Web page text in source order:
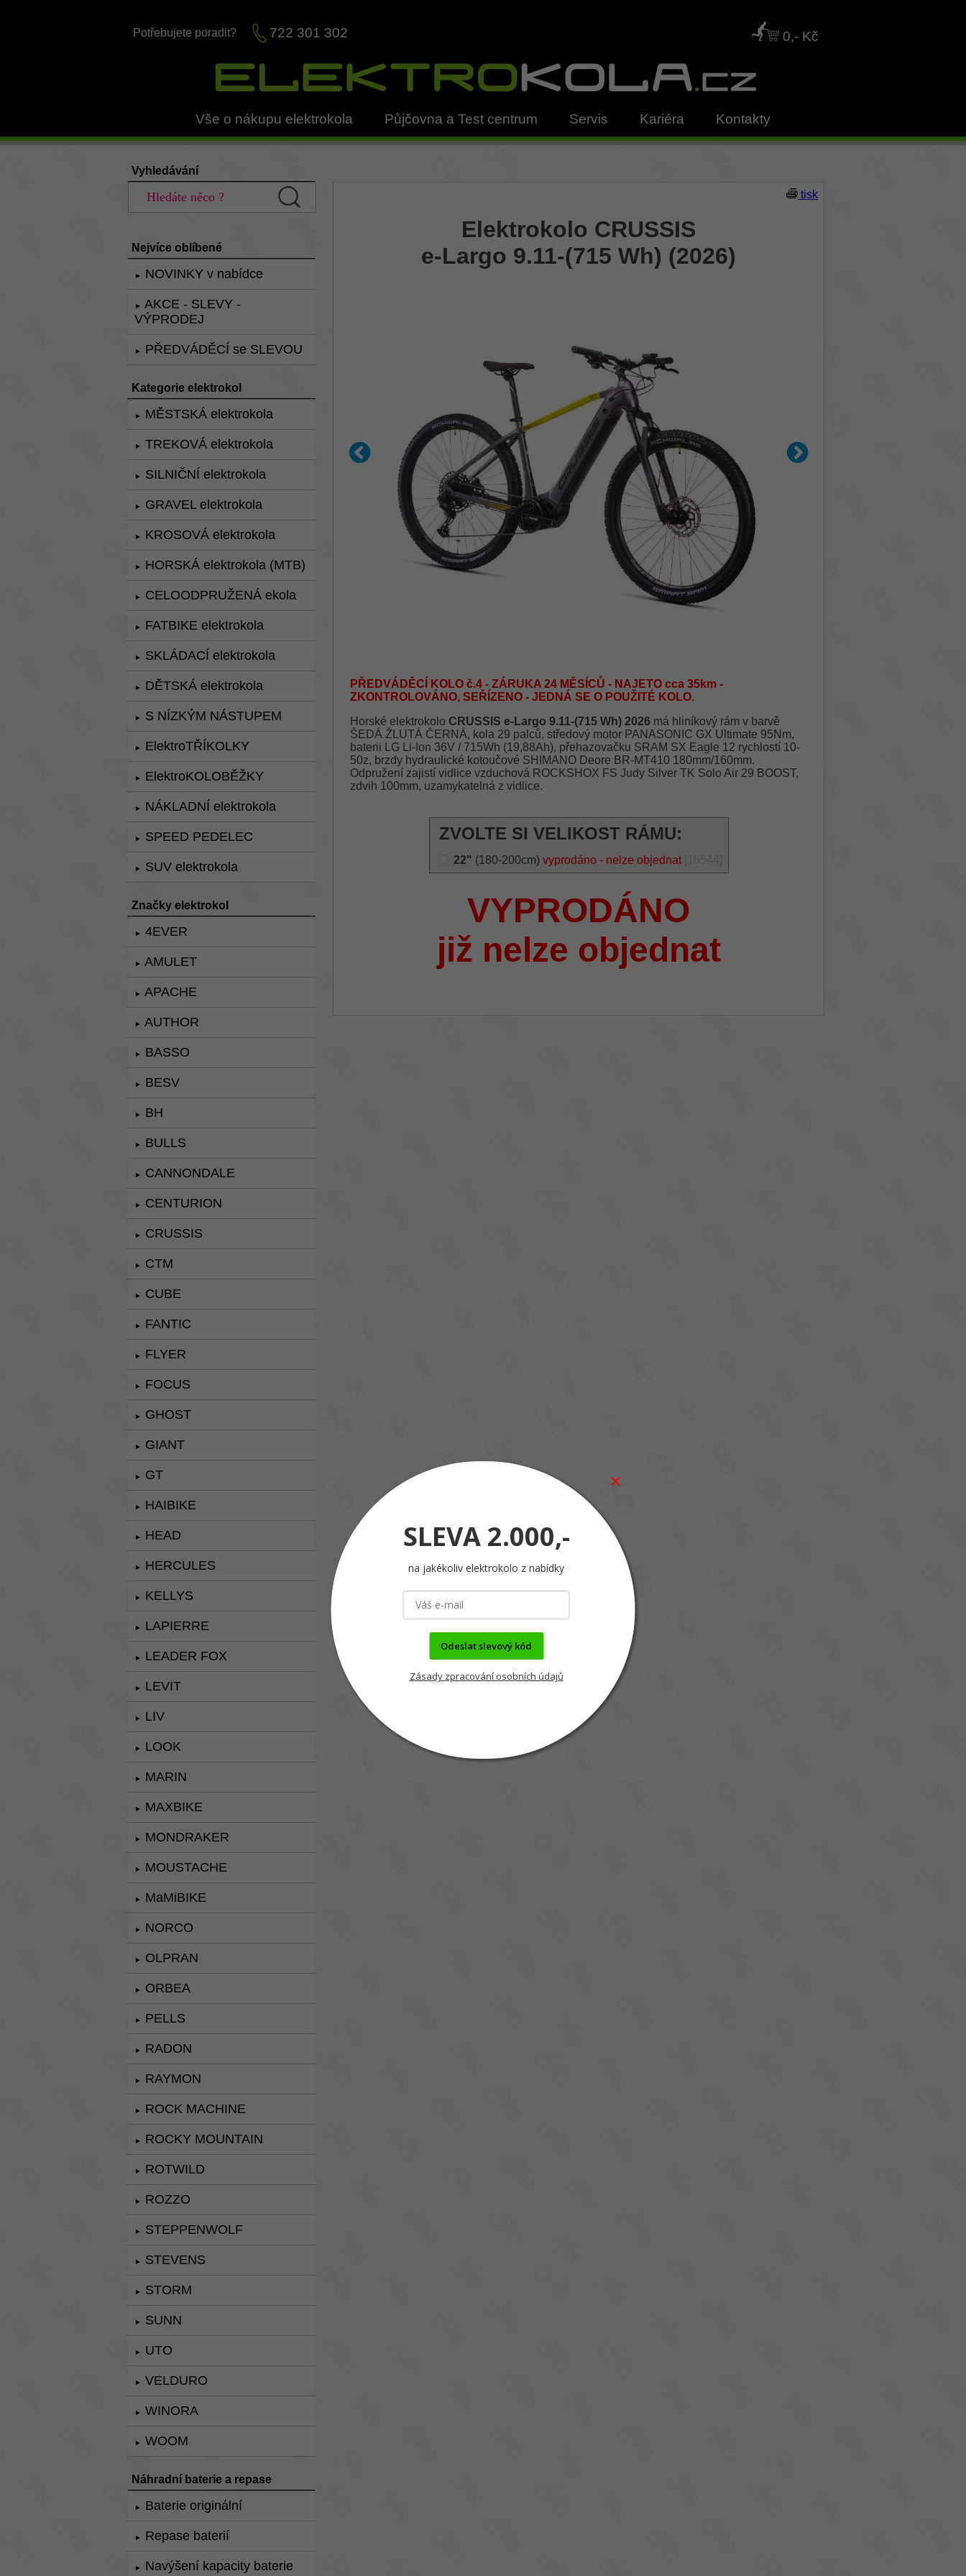
Potřebujete poradit? 722 301 302 0,- Kč
Vše o nákupu elektrokola Půjčovna a Test centrum Servis Kariéra Kontakty
Vyhledávání
Nejvíce oblíbené
► NOVINKY v nabídce
►
AKCE - SLEVY -
VÝPRODEJ
► PŘEDVÁDĚCÍ se SLEVOU
Kategorie elektrokol
► MĚSTSKÁ elektrokola
► TREKOVÁ elektrokola
► SILNIČNÍ elektrokola
► GRAVEL elektrokola
► KROSOVÁ elektrokola
► HORSKÁ elektrokola (MTB)
► CELOODPRUŽENÁ ekola
► FATBIKE elektrokola
► SKLÁDACÍ elektrokola
► DĚTSKÁ elektrokola
► S NÍZKÝM NÁSTUPEM
► ElektroTŘÍKOLKY
► ElektroKOLOBĚŽKY
► NÁKLADNÍ elektrokola
► SPEED PEDELEC
► SUV elektrokola
Značky elektrokol
► 4EVER
► AMULET
► APACHE
► AUTHOR
► BASSO
► BESV
► BH
► BULLS
► CANNONDALE
► CENTURION
► CRUSSIS
► CTM
► CUBE
► FANTIC
► FLYER
► FOCUS
► GHOST
► GIANT
► GT
► HAIBIKE
► HEAD
► HERCULES
► KELLYS
► LAPIERRE
► LEADER FOX
► LEVIT
► LIV
► LOOK
► MARIN
► MAXBIKE
► MONDRAKER
► MOUSTACHE
► MaMiBIKE
► NORCO
► OLPRAN
► ORBEA
► PELLS
► RADON
► RAYMON
► ROCK MACHINE
► ROCKY MOUNTAIN
► ROTWILD
► ROZZO
► STEPPENWOLF
► STEVENS
► STORM
► SUNN
► UTO
► VELDURO
► WINORA
► WOOM
Náhradní baterie a repase
► Baterie originální
► Repase baterií
► Navýšení kapacity baterie
tisk
Elektrokolo CRUSSIS
e-Largo 9.11-(715 Wh) (2026)
PŘEDVÁDĚCÍ KOLO č.4 - ZÁRUKA 24 MĚSÍCŮ - NAJETO cca 35km -
ZKONTROLOVÁNO, SEŘÍZENO - JEDNÁ SE O POUŽITÉ KOLO.
Horské elektrokolo CRUSSIS e-Largo 9.11-(715 Wh) 2026 má hliníkový rám v barvě
ŠEDÁ ŽLUTÁ ČERNÁ, kola 29 palců, středový motor PANASONIC GX Ultimate 95Nm,
baterii LG Li-Ion 36V / 715Wh (19,88Ah), přehazovačku SRAM SX Eagle 12 rychlostí 10-
50z, brzdy hydraulické kotoučové SHIMANO Deore BR-MT410 180mm/160mm.
Odpružení zajistí vidlice vzduchová ROCKSHOX FS Judy Silver TK Solo Air 29 BOOST,
zdvih 100mm, uzamykatelná z vidlice.
ZVOLTE SI VELIKOST RÁMU:
22" (180-200cm) vyprodáno - nelze objednat
VYPRODÁNO
již nelze objednat
SLEVA 2.000,-
na jakékoliv elektrokolo z nabídky
Odeslat slevový kód
Zásady zpracování osobních údajů